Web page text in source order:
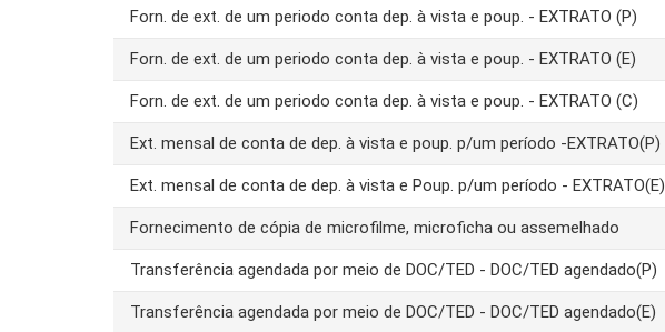
Forn. de ext. de um periodo conta dep. à vista e poup. - EXTRATO (P)
Forn. de ext. de um periodo conta dep. à vista e poup. - EXTRATO (E)
Forn. de ext. de um periodo conta dep. à vista e poup. - EXTRATO (C)
Ext. mensal de conta de dep. à vista e poup. p/um período -EXTRATO(P)
Ext. mensal de conta de dep. à vista e Poup. p/um período - EXTRATO(E)
Fornecimento de cópia de microfilme, microficha ou assemelhado
Transferência agendada por meio de DOC/TED - DOC/TED agendado(P)
Transferência agendada por meio de DOC/TED - DOC/TED agendado(E)